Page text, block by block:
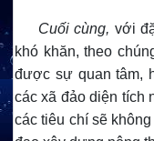
Cuối cùng, với
khó khăn, theo
được sự quan tâm,
các xã đảo diện tích
các tiêu chí sẽ